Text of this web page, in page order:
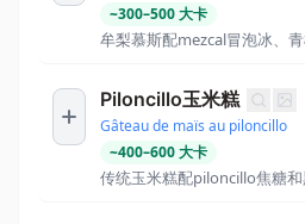
~300–500大卡
牟梨慕斯配mezcal冒泡冰、
Piloncillo玉米糕
Gâteau de maïs au piloncillo
~400–600大卡
传统玉米糕配piloncillo焦糖和